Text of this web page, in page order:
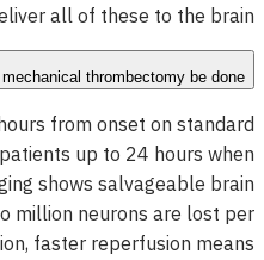
all of these to the brain.
thrombectomy be done?
from onset on standard
up to 24 hours when
shows salvageable brain
million neurons are lost per
faster reperfusion means